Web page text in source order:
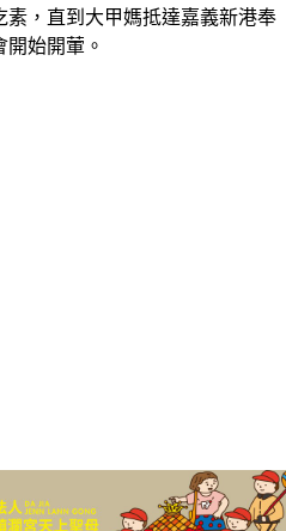
端出好的菜餚，吃平安，再吃
，直到大甲媽抵達嘉義新港奉